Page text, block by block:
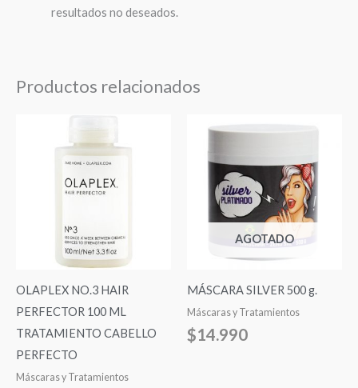
resultados no deseados.
Productos relacionados
OLAPLEX NO.3 HAIR
PERFECTOR 100 ML
TRATAMIENTO CABELLO
PERFECTO
Máscaras y Tratamientos
AGOTADO
MÁSCARA SILVER 500 g.
Máscaras y Tratamientos
$14.990